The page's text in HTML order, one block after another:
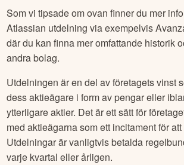
Som vi tipsade om ovan finner du mer
Atlassian utdelning via exempelvis
där du kan finna mer omfattande historik
andra bolag.
Utdelningen är en del av företagets vinst
dess aktieägare i form av pengar eller
ytterligare aktier. Det är ett sätt för
med aktieägarna som ett incitament för
Utdelningar är vanligtvis betalda
varje kvartal eller årligen.